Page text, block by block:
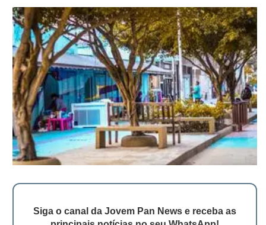
Siga o canal da Jovem Pan News e receba as